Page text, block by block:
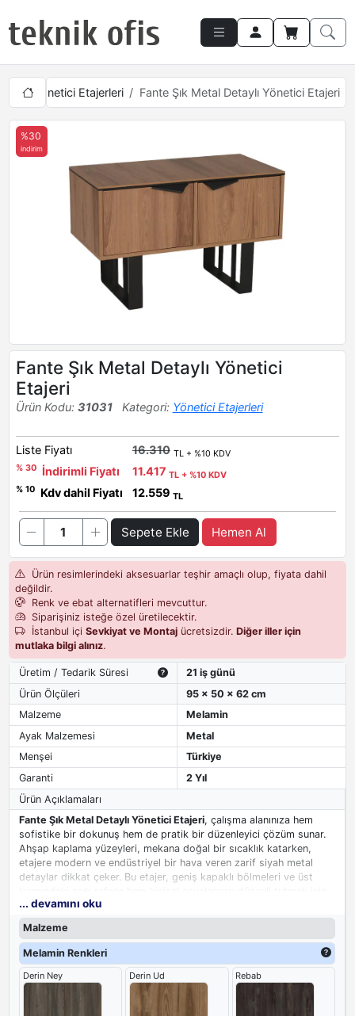
Yönetici Etajerleri Fante Şık Metal Detaylı Yönetici Etajeri
%30
indirim
Fante Şık Metal Detaylı Yönetici
Etajeri
Ürün Kodu: 31031 Kategori: Yönetici Etajerleri
Liste Fiyatı 16.310 TL + %10 KDV
% 30
İndirimli Fiyatı 11.417 TL + %10 KDV
% 10
Kdv dahil Fiyatı 12.559 TL
Sepete Ekle Hemen Al
Ürün resimlerindeki aksesuarlar teşhir amaçlı olup, fiyata dahil
değildir.
Renk ve ebat alternatifleri mevcuttur.
Siparişiniz isteğe özel üretilecektir.
İstanbul içi Sevkiyat ve Montajücretsizdir. Diğer iller için
mutlaka bilgi alınız.
Üretim / Tedarik Süresi
21 iş günü
Ürün Ölçüleri
95 x 50 x 62 cm
Malzeme
Melamin
Ayak Malzemesi
Metal
Menşei
Türkiye
Garanti
2 Yıl
Ürün Açıklamaları
Fante Şık Metal Detaylı Yönetici Etajeri, çalışma alanınıza hem
sofistike bir dokunuş hem de pratik bir düzenleyici çözüm sunar.
Ahşap kaplama yüzeyleri, mekana doğal bir sıcaklık katarken,
etajere modern ve endüstriyel bir hava veren zarif siyah metal
detaylar dikkat çeker. Bu etajer, geniş kapaklı bölmeleri ve üst
ideal alanlar sunar hem de dekoratif objelerinizi sergileme imkanı
tanır. Özellikle yönetici odaları için tasarlanmış olup, diğer ofis
mobilyalarıyla kusursuz bir uyum sağlayarak, çalışma ortamınızın
genel estetiğini yükseltir. Fante
, kaliteli malzeme seçimi ve
şık tasarımıyla, ofisinizin işlevselliğini ve görsel çekiciliğini bir
arada artırır.
... devamını oku
Malzeme
Melamin Renkleri
Derin Ney Derin Ud Rebab